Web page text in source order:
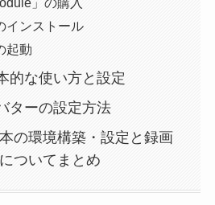
インストール
起動
的な使い方と設定
ターの設定方法
の環境構築・設定と録画
ついてまとめ